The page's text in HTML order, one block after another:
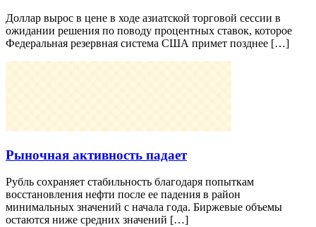
Доллар вырос в цене в ходе азиатской торговой сессии в
ожидании решения по поводу процентных ставок, которое
Федеральная резервная система США примет позднее […]
Рыночная активность падает
Рубль сохраняет стабильность благодаря попыткам
восстановления нефти после ее падения в район
минимальных значений с начала года. Биржевые объемы
остаются ниже средних значений […]